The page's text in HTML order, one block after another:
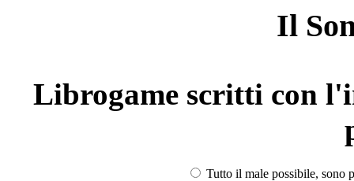
Il
Librogame scritti con
Tutto il male possibile, sono